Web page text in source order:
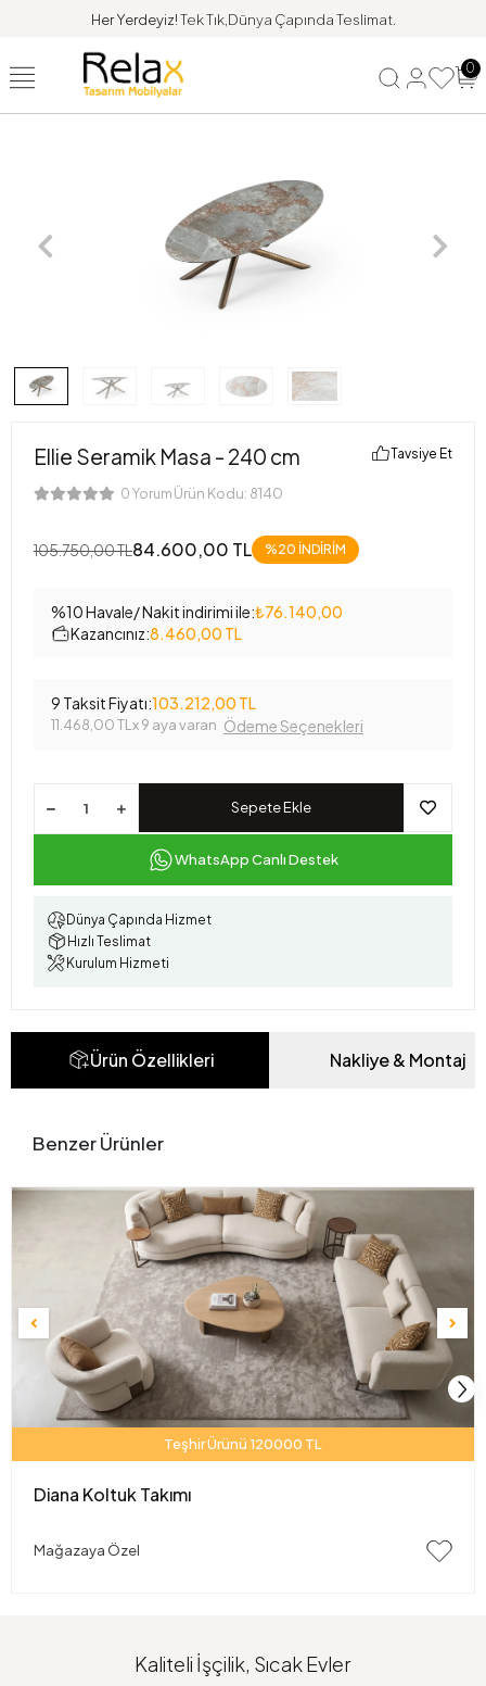
Her Yerdeyiz!Tek Tık,Dünya Çapında Teslimat.
0
Ellie Seramik Masa - 240 cm
0 Yorum Ürün Kodu: 8140
Tavsiye Et
105.750,00 TL84.600,00 TL %20 İNDİRİM
%10 Havale/ Nakit indirimi ile:₺76.140,00
Kazancınız:8.460,00 TL
9 Taksit Fiyatı:103.212,00 TL
11.468,00 TL x 9 aya varan Ödeme Seçenekleri
Sepete Ekle
WhatsApp Canlı Destek
Dünya Çapında Hizmet
Hızlı Teslimat
Kurulum Hizmeti
Ürün Özellikleri Nakliye & Montaj
Benzer Ürünler
Teşhir Ürünü 120000 TL
Diana Koltuk Takımı
Mağazaya Özel
Kaliteli İşçilik, Sıcak Evler